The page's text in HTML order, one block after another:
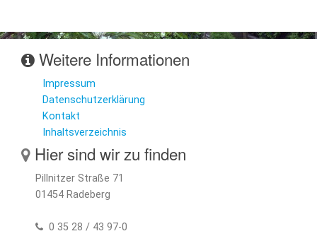
Weitere Informationen
Impressum
Datenschutzerklärung
Kontakt
Inhaltsverzeichnis
Hier sind wir zu finden
Pillnitzer Straße 71
01454 Radeberg
0 35 28 / 43 97-0